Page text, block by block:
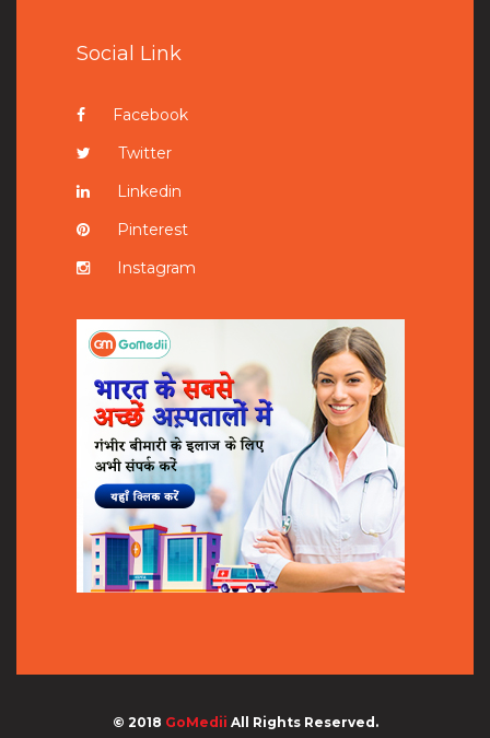
Social Link
Facebook
Twitter
Linkedin
Pinterest
Instagram
© 2018 GoMedii All Rights Reserved.